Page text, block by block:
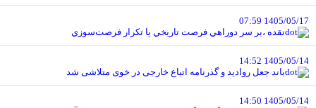
1405/05/17 07:59
نقده ،بر سر دوراهي فرصت تاريخي يا تکرار فرصت‌سوزي
1405/05/14 14:52
باند جعل روادید و گذرنامه اتباع خارجی در خوی متلاشی شد
1405/05/14 14:50